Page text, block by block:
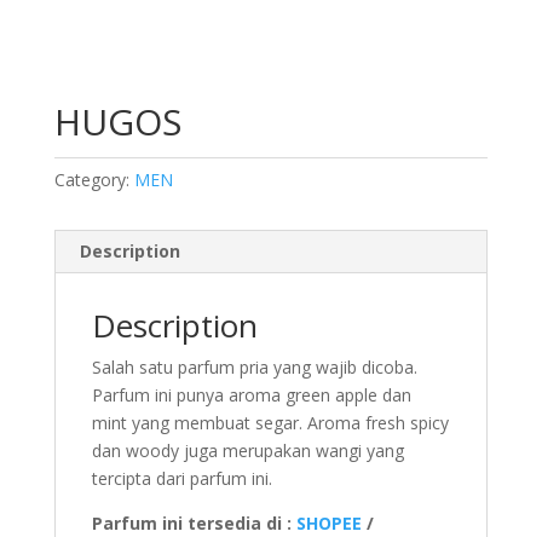
HUGOS
Category: MEN
Description
Description
Salah satu parfum pria yang wajib dicoba.
Parfum ini punya aroma green apple dan
mint yang membuat segar. Aroma fresh spicy
dan woody juga merupakan wangi yang
tercipta dari parfum ini.
Parfum ini tersedia di : SHOPEE /